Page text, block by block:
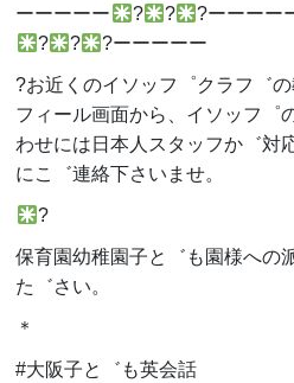
ーーーーー ? ? ?ーーーー
?
? ?ーーーーー
?お近くのイソッフ゜クラフ゛
フィール画面から、イソッフ゜
わせには日本人スタッフか゛対
にこ゛連絡下さいませ。
?
保育園幼稚園子と゛も園様への
た゛さい。
＊
#大阪子と゛も英会話